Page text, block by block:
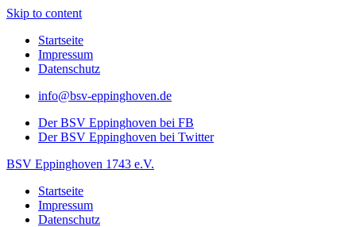
Skip to content
Startseite
Impressum
Datenschutz
info@bsv-eppinghoven.de
Der BSV Eppinghoven bei FB
Der BSV Eppinghoven bei Twitter
BSV Eppinghoven 1743 e.V.
Startseite
Impressum
Datenschutz